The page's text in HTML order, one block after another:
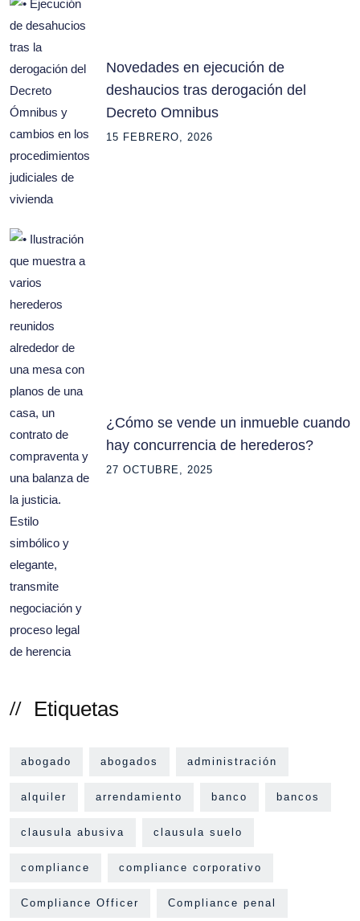
Novedades en ejecución de
deshaucios tras derogación del
Decreto Omnibus
15 FEBRERO, 2026
¿Cómo se vende un inmueble cuando
hay concurrencia de herederos?
27 OCTUBRE, 2025
Etiquetas
abogado abogados administración
alquiler arrendamiento banco bancos
clausula abusiva clausula suelo
compliance compliance corporativo
Compliance Officer Compliance penal